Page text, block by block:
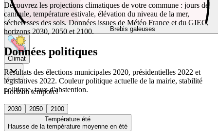
Brebis galeuses
Climat
Horizon temporel
2030 2050
2100
Température été
Hausse de la température moyenne en été
Découvrez les projections climatiques de votre commune : jours de
canicule, température estivale, élévation du niveau de la mer,
sécheresses des sols. Données issues de Météo France et du GIEC,
horizons 2030, 2050 et 2100.
Données politiques
Résultats des élections municipales 2020, présidentielles 2022 et
législatives 2022. Couleur politique actuelle de la mairie, stabilité
politique, taux d'abstention.